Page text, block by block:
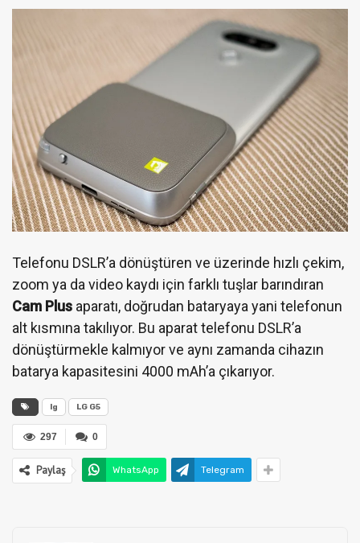
Telefonu DSLR’a dönüştüren ve üzerinde hızlı çekim,
zoom ya da video kaydı için farklı tuşlar barındıran
Cam Plus aparatı, doğrudan bataryaya yani telefonun
alt kısmına takılıyor. Bu aparat telefonu DSLR’a
dönüştürmekle kalmıyor ve aynı zamanda cihazın
batarya kapasitesini 4000 mAh’a çıkarıyor.
lg LG G5
0
297
Paylaş WhatsApp Telegram